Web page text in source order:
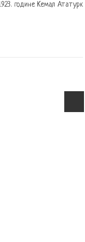
године Кемал Ататурк